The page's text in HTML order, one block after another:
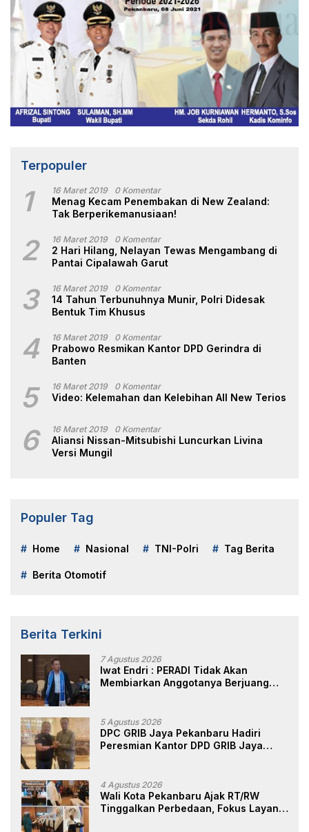
Terpopuler
1 16 Maret 2019 0 Komentar
Menag Kecam Penembakan di New Zealand:
Tak Berperikemanusiaan!
2 16 Maret 2019 0 Komentar
2 Hari Hilang, Nelayan Tewas Mengambang di
Pantai Cipalawah Garut
3 16 Maret 2019 0 Komentar
14 Tahun Terbunuhnya Munir, Polri Didesak
Bentuk Tim Khusus
4 16 Maret 2019 0 Komentar
Prabowo Resmikan Kantor DPD Gerindra di
Banten
5 16 Maret 2019 0 Komentar
Video: Kelemahan dan Kelebihan All New Terios
6 16 Maret 2019 0 Komentar
Aliansi Nissan-Mitsubishi Luncurkan Livina
Versi Mungil
Populer Tag
Home Nasional TNI-Polri Tag Berita
Berita Otomotif
Berita Terkini
7 Agustus 2026
Iwat Endri : PERADI Tidak Akan
Membiarkan Anggotanya Berjuang
5 Agustus 2026
DPC GRIB Jaya Pekanbaru Hadiri
Peresmian Kantor DPD GRIB Jaya
4 Agustus 2026
Wali Kota Pekanbaru Ajak RT/RW
Tinggalkan Perbedaan, Fokus Layani